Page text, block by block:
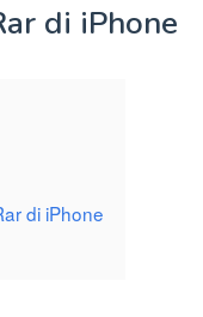
di iPhone
di iPhone